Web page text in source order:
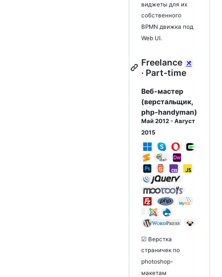
виджеты для их
собственного
BPMN движка под
Web UI.
Freelance ⤯
· Part-time
Веб-мастер
(верстальщик,
php-handyman)
Май 2012 - Август
2015
☑ Верстка
страничек по
photoshop-
макетам